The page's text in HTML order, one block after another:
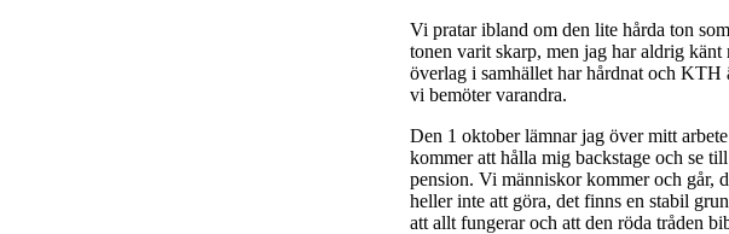
Vi pratar ibland om den lite hårda ton
tonen varit skarp, men jag har aldrig
överlag i samhället har hårdnat och KTH
vi bemöter varandra.
Den 1 oktober lämnar jag över mitt
kommer att hålla mig backstage och se
pension. Vi människor kommer och går,
heller inte att göra, det finns en stabil
att allt fungerar och att den röda tråden